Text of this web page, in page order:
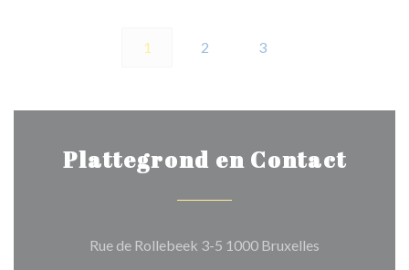
1 2 3
Plattegrond en Contact
Rue de Rollebeek 3-5 1000 Bruxelles